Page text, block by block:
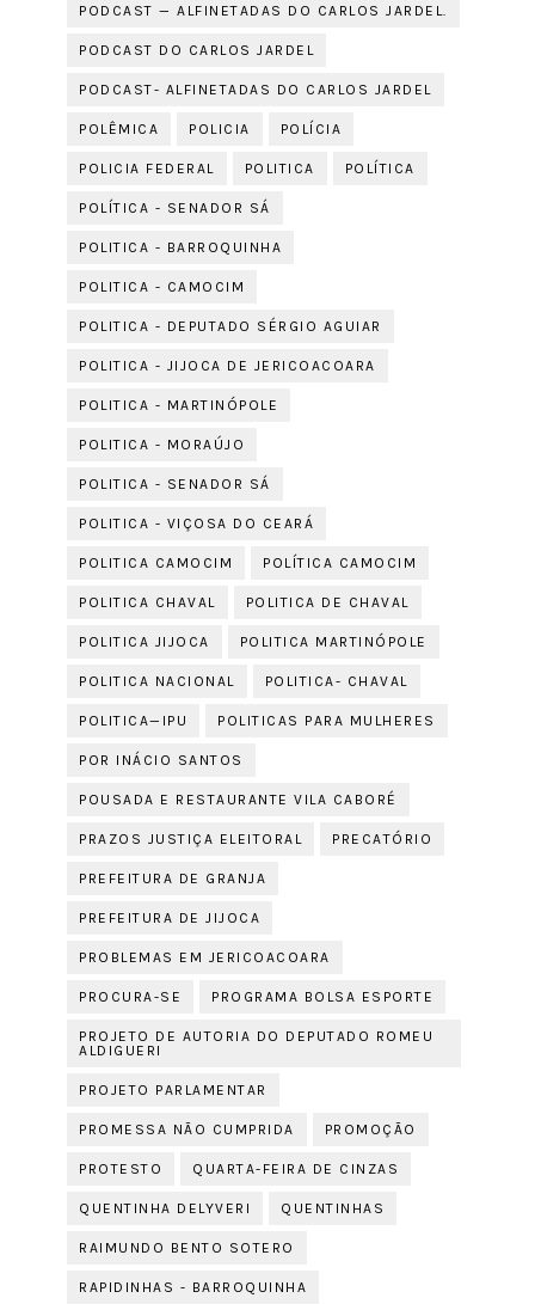
PODCAST — ALFINETADAS DO CARLOS JARDEL.
PODCAST DO CARLOS JARDEL
PODCAST- ALFINETADAS DO CARLOS JARDEL
POLÊMICA POLICIA POLÍCIA
POLICIA FEDERAL POLITICA POLÍTICA
POLÍTICA - SENADOR SÁ
POLITICA - BARROQUINHA
POLITICA - CAMOCIM
POLITICA - DEPUTADO SÉRGIO AGUIAR
POLITICA - JIJOCA DE JERICOACOARA
POLITICA - MARTINÓPOLE
POLITICA - MORAÚJO
POLITICA - SENADOR SÁ
POLITICA - VIÇOSA DO CEARÁ
POLITICA CAMOCIM POLÍTICA CAMOCIM
POLITICA CHAVAL POLITICA DE CHAVAL
POLITICA JIJOCA POLITICA MARTINÓPOLE
POLITICA NACIONAL POLITICA- CHAVAL
POLITICA—IPU POLITICAS PARA MULHERES
POR INÁCIO SANTOS
POUSADA E RESTAURANTE VILA CABORÉ
PRAZOS JUSTIÇA ELEITORAL PRECATÓRIO
PREFEITURA DE GRANJA
PREFEITURA DE JIJOCA
PROBLEMAS EM JERICOACOARA
PROCURA-SE PROGRAMA BOLSA ESPORTE
PROJETO DE AUTORIA DO DEPUTADO ROMEU
ALDIGUERI
PROJETO PARLAMENTAR
PROMESSA NÃO CUMPRIDA PROMOÇÃO
PROTESTO QUARTA-FEIRA DE CINZAS
QUENTINHA DELYVERI QUENTINHAS
RAIMUNDO BENTO SOTERO
RAPIDINHAS - BARROQUINHA